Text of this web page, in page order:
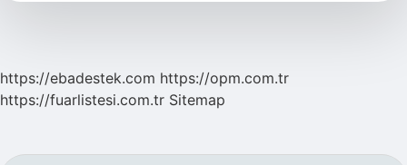
https://ebadestek.com https://opm.com.tr
https://fuarlistesi.com.tr Sitemap